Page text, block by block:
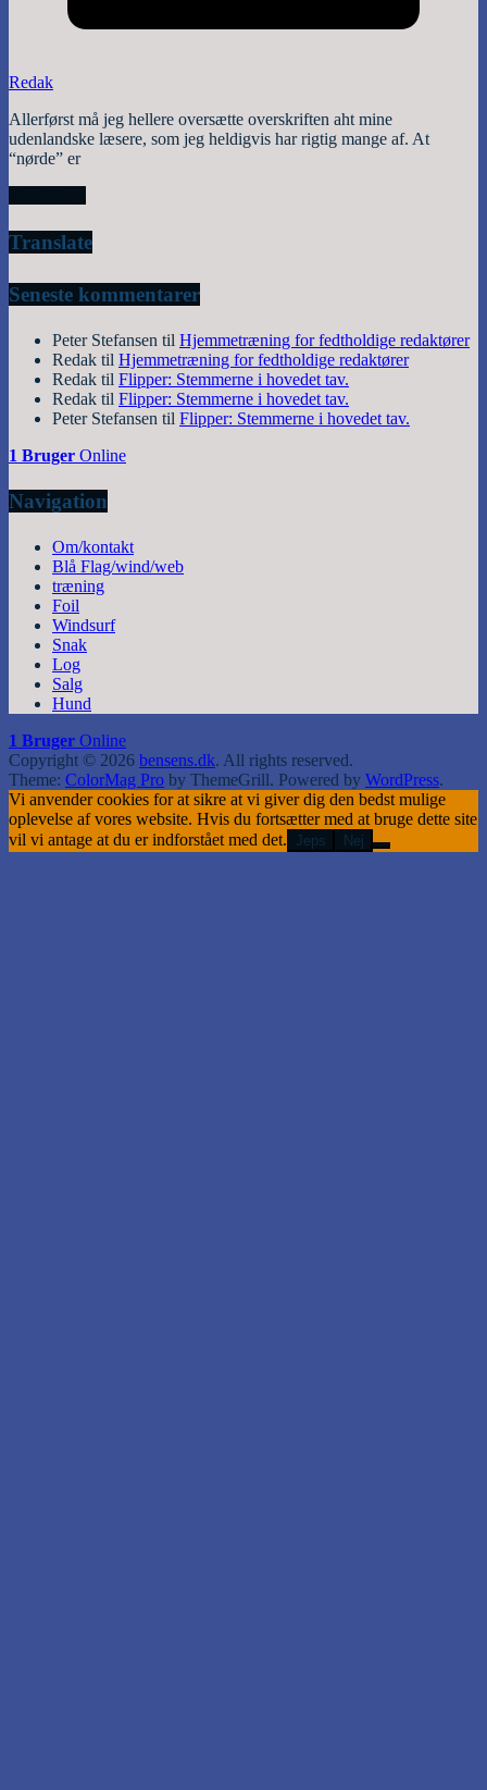
Redak
Allerførst må jeg hellere oversætte overskriften aht mine
udenlandske læsere, som jeg heldigvis har rigtig mange af. At
“nørde” er
Translate
Seneste kommentarer
Peter Stefansen til Hjemmetræning for fedtholdige redaktører
Redak til Hjemmetræning for fedtholdige redaktører
Redak til Flipper: Stemmerne i hovedet tav.
Redak til Flipper: Stemmerne i hovedet tav.
Peter Stefansen til Flipper: Stemmerne i hovedet tav.
1 Bruger Online
Navigation
Om/kontakt
Blå Flag/wind/web
træning
Foil
Windsurf
Snak
Log
Salg
Hund
1 Bruger Online
Copyright © 2026 bensens.dk. All rights reserved.
Theme: ColorMag Pro by ThemeGrill. Powered by WordPress.
Vi anvender cookies for at sikre at vi giver dig den bedst mulige
oplevelse af vores website. Hvis du fortsætter med at bruge dette site
vil vi antage at du er indforstået med det. Jeps Nej